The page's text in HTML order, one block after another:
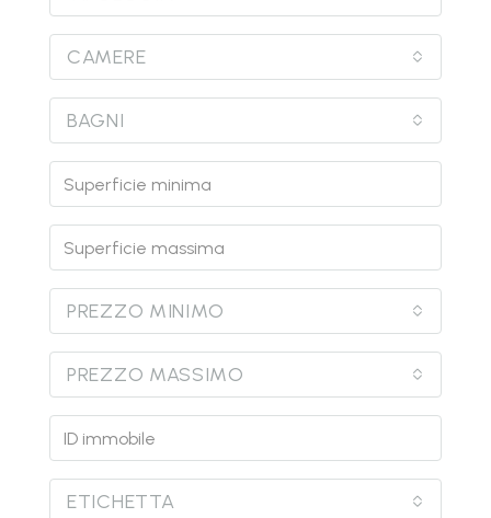
CAMERE
BAGNI
PREZZO MINIMO
PREZZO MASSIMO
ETICHETTA